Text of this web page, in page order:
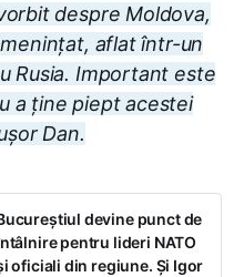
despre Moldova,
aflat într-un
Rusia. Important este
a ține piept acestei
Dan.
devine punct de
pentru lideri NATO
oficiali din regiune. Și Igor